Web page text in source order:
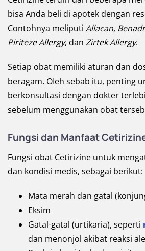
bisa Anda beli di apotek dengan
Contohnya meliputi Allacan,
Piriteze Allergy, dan Zirtek Allergy.
Setiap obat memiliki aturan dan
beragam. OIeh sebab itu, penting
berkonsultasi dengan dokter
sebelum menggunakan obat
Fungsi dan Manfaat
Fungsi obat Cetirizine untuk
dan kondisi medis, sebagai berikut:
Mata merah dan gatal
Eksim
Gatal-gatal (urtikaria), seperti
dan menonjol akibat reaksi